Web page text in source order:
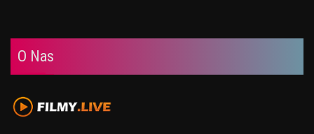
O Nas